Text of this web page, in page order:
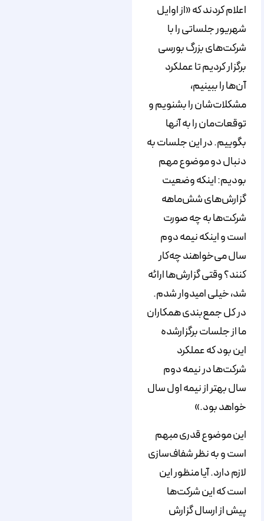
اعلام کردند که «از اوایل
شهریور جلساتی را با
شرکت‌های بزرگ بورسی
برگزار کردیم تا عملکرد
آن‌ها را ببینیم،
مشکلات‌شان را بشنویم و
توقعات‌مان را به آنها
بگوییم. در این جلسات به
دنبال دو موضوع مهم
بودیم: اینکه وضعیت
گزارش‌های شش‌ماهه
شرکت‌ها به چه صورت
است و اینکه نیمه دوم
سال می‌خواهند چه‌کار
کنند؟ وقتی گزارش‌ها ارائه
شد، خیلی امیدوار شدم.
در کل جمع‌بندی همکاران
ما از جلسات برگزارشده
این بود که عملکرد
شرکت‌ها در نیمه دوم
سال بهتر از نیمه اول سال
خواهد بود.»
این موضوع قدری مبهم
است و به نظر شفاف‌سازی
لازم دارد. آیا منظور این
است که این شرکت‌ها
پیش از ارسال گزارش